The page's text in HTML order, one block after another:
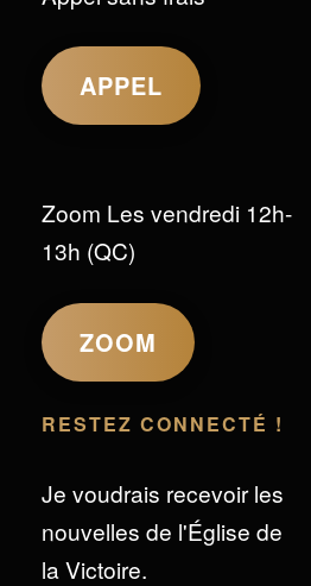
APPEL
Zoom Les vendredi 12h-
13h (QC)
ZOOM
RESTEZ CONNECTÉ !
Je voudrais recevoir les
nouvelles de l'Église de
la Victoire.